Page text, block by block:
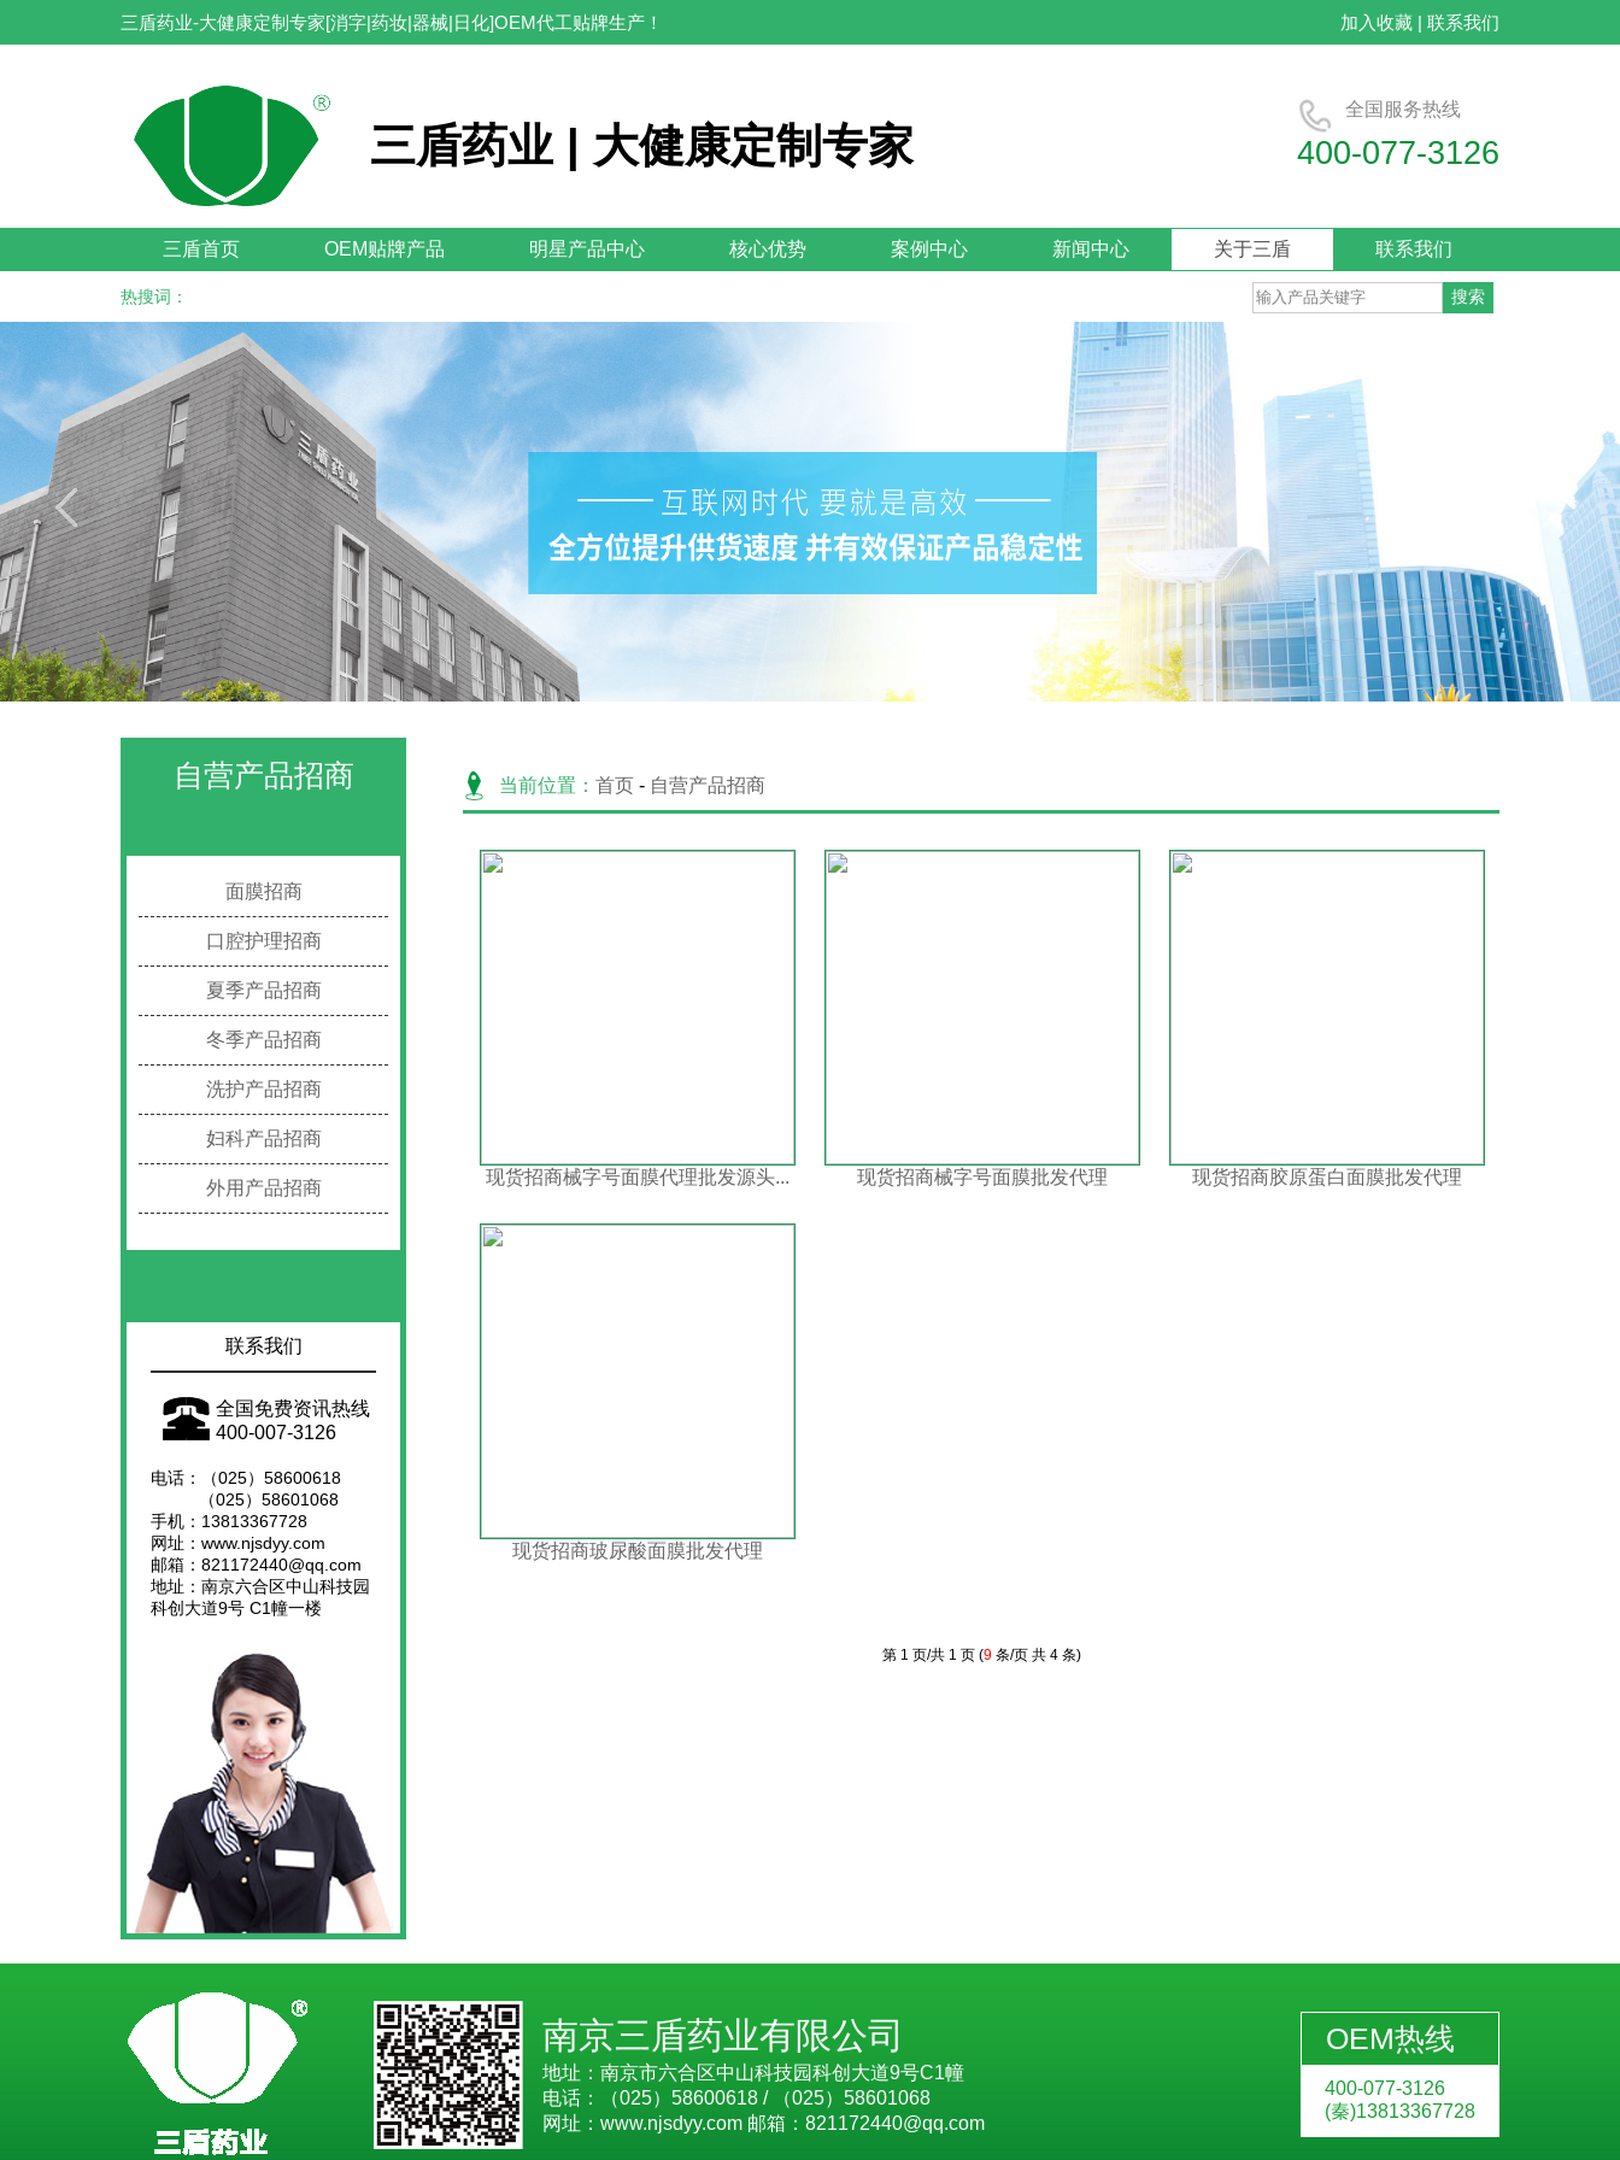
三盾药业-大健康定制专家[消字|药妆|器械|日化]OEM代工贴牌生产！ 加入收藏 | 联系我们
三盾药业 | 大健康定制专家
全国服务热线
400-077-3126
三盾首页 OEM贴牌产品 明星产品中心 核心优势 案例中心 新闻中心 关于三盾 联系我们
热搜词：
自营产品招商
面膜招商
口腔护理招商
夏季产品招商
冬季产品招商
洗护产品招商
妇科产品招商
外用产品招商
联系我们
全国免费资讯热线
400-007-3126
电话：（025）58600618
（025）58601068
手机：13813367728
网址：www.njsdyy.com
邮箱：821172440@qq.com
地址：南京六合区中山科技园
科创大道9号 C1幢一楼
当前位置： 首页 - 自营产品招商
现货招商械字号面膜代理批发源头... 现货招商械字号面膜批发代理 现货招商胶原蛋白面膜批发代理
现货招商玻尿酸面膜批发代理
第 1 页/共 1 页 (9条/页 共 4 条)
南京三盾药业有限公司
地址：南京市六合区中山科技园科创大道9号C1幢
电话：（025）58600618 / （025）58601068
网址：www.njsdyy.com 邮箱：821172440@qq.com
OEM热线
400-077-3126
(秦)13813367728